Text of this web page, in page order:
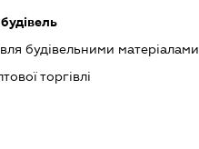
будівельними матеріалами
торгівлі